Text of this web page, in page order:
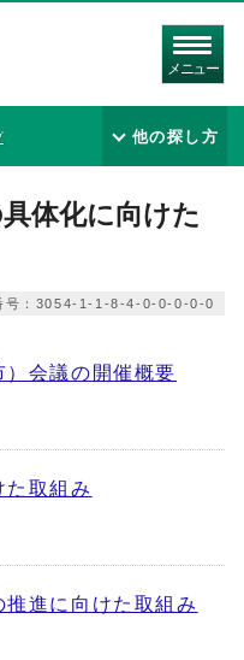
メニュー
他の探し方
体化に向けた
号：3054-1-1-8-4-0-0-0-0-0
会議の開催概要
取組み
進に向けた取組み